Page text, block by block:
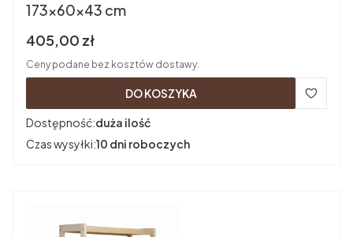
173x60x43 cm
Cena brutto
405,00 zł
Ceny podane bez kosztów dostawy.
DO KOSZYKA
Dostępność:duża ilość
Czas wysyłki:10 dni roboczych